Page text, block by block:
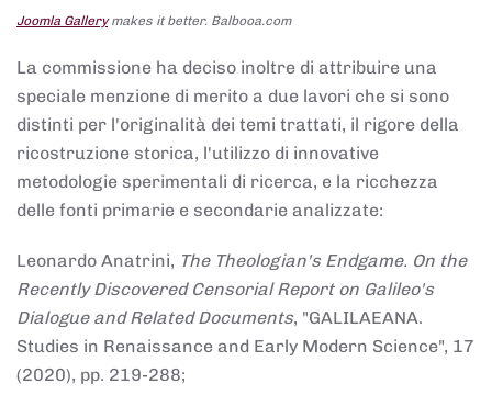
Joomla Gallerymakes it better. Balbooa.com
La commissione ha deciso inoltre di attribuire una
speciale menzione di merito a due lavori che si sono
distinti per l'originalità dei temi trattati, il rigore della
ricostruzione storica, l'utilizzo di innovative
metodologie sperimentali di ricerca, e la ricchezza
delle fonti primarie e secondarie analizzate:
Leonardo Anatrini, The Theologian's Endgame. On the
Recently Discovered Censorial Report on Galileo's
Dialogue and Related Documents, "GALILAEANA.
Studies in Renaissance and Early Modern Science", 17
(2020), pp. 219-288;